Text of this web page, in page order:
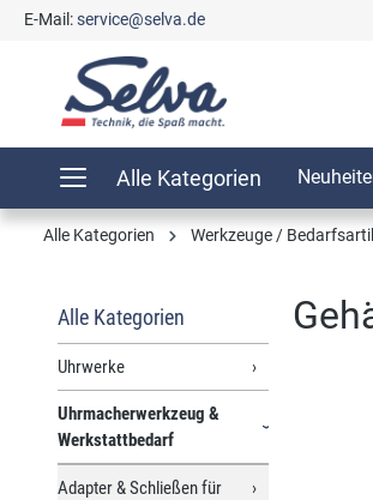
Zur Hauptnavigation springen
E-Mail:service@selva.de
Alle Kategorien
Alle Kategorien Werkzeuge /
Alle Kategorien
Uhrwerke
Uhrmacherwerkzeug &
Werkstattbedarf
Adapter & Schließen für